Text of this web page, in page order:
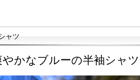
ャツ
かなブルーの半袖シャ